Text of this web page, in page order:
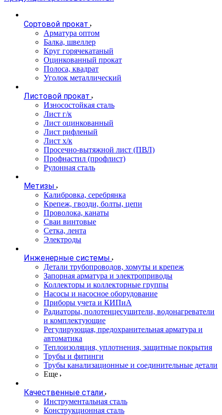
Сортовой прокат
Арматура оптом
Балка, швеллер
Круг горячекатаный
Оцинкованный прокат
Полоса, квадрат
Уголок металлический
Листовой прокат
Износостойкая сталь
Лист г/к
Лист оцинкованный
Лист рифленый
Лист х/к
Просечно-вытяжной лист (ПВЛ)
Профнастил (профлист)
Рулонная сталь
Метизы
Калибровка, серебрянка
Крепеж, гвозди, болты, цепи
Проволока, канаты
Сваи винтовые
Сетка, лента
Электроды
Инженерные системы
Детали трубопроводов, хомуты и крепеж
Запорная арматура и электроприводы
Коллекторы и коллекторные группы
Насосы и насосное оборудование
Приборы учета и КИПиА
Радиаторы, полотенцесушители, водонагреватели
и комплектующие
Регулирующая, предохранительная арматура и
автоматика
Теплоизоляция, уплотнения, защитные покрытия
Трубы и фитинги
Трубы канализационные и соединительные детали
Еще
Качественные стали
Инструментальная сталь
Конструкционная сталь